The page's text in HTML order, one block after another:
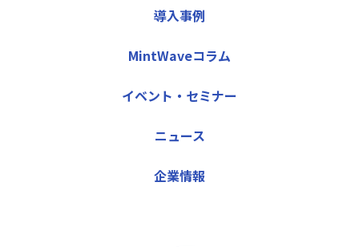
導入事例
MintWaveコラム
イベント・セミナー
ニュース
企業情報